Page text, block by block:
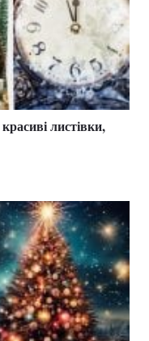
листівки,